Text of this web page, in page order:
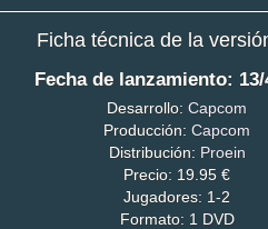
Ficha técnica de la
Fecha de lanzamiento: 13/
Desarrollo: Capcom
Producción: Capcom
Distribución: Proein
Precio: 19.95 €
Jugadores: 1-2
Formato: 1 DVD